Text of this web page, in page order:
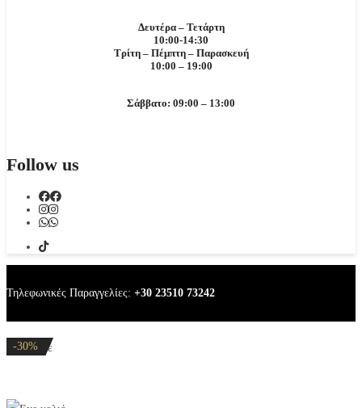
Δευτέρα – Τετάρτη
10:00-14:30
Τρίτη – Πέμπτη – Παρασκευή
10:00 – 19:00
Σάββατο: 09:00 – 13:00
Follow us
Τηλεφωνικές Παραγγελίες: +30 23510 73242
Eye κολιέ
-20%
-20%
-30%
-30%
-30%